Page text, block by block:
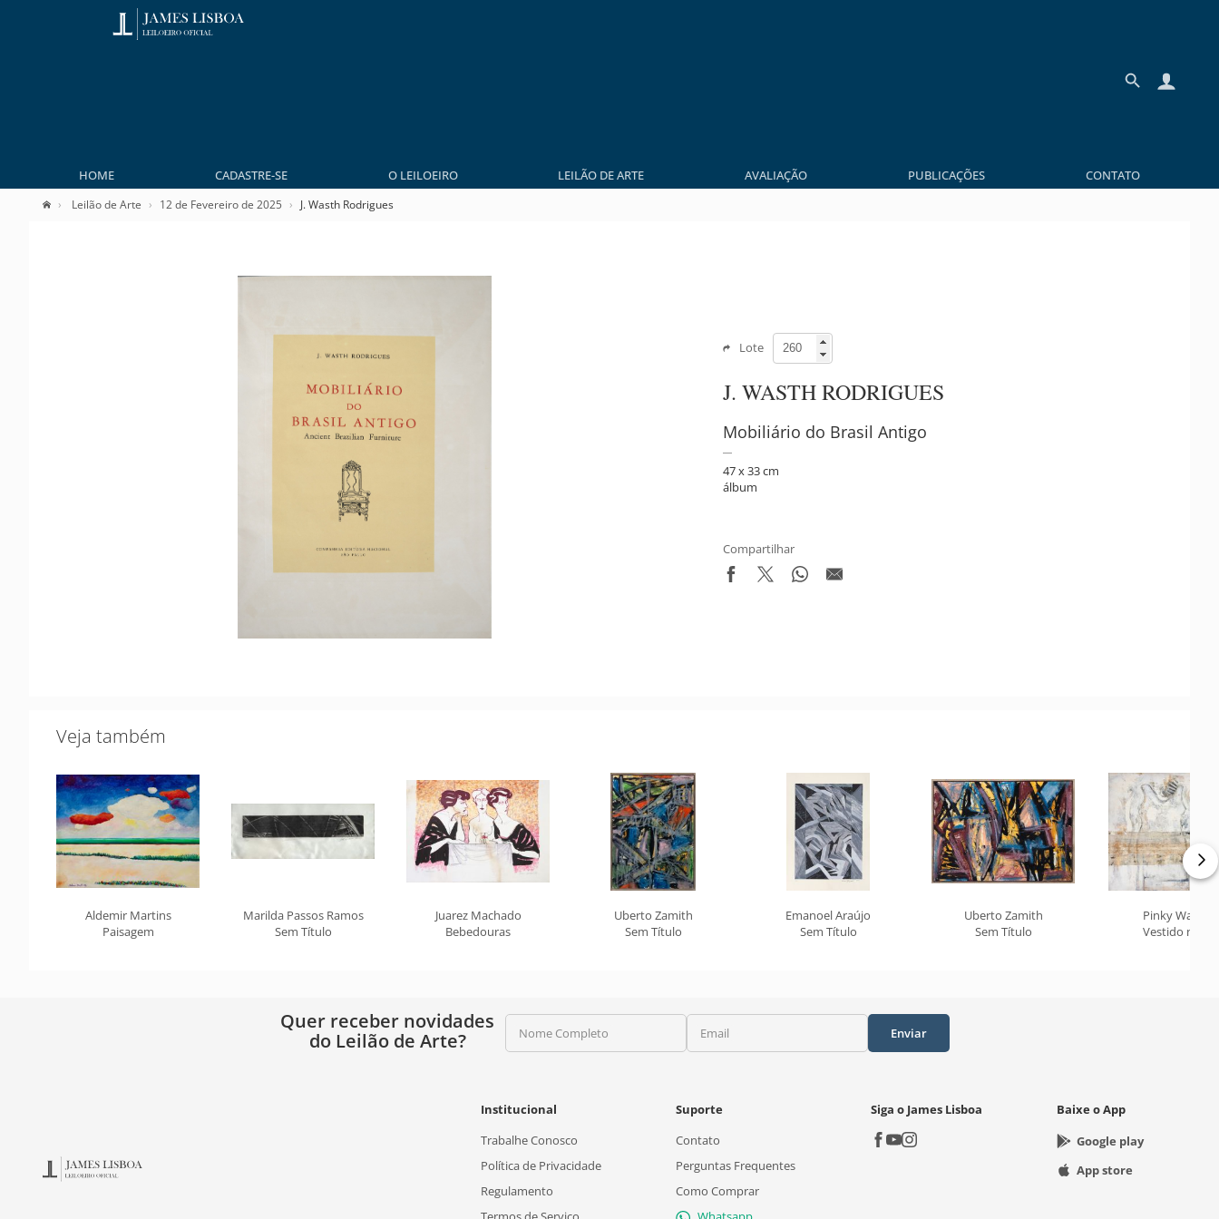
HOME CADASTRE-SE O LEILOEIRO LEILÃO DE ARTE AVALIAÇÃO PUBLICAÇÕES CONTATO
Leilão de Arte 12 de Fevereiro de 2025 J. Wasth Rodrigues
Lote
J. WASTH RODRIGUES
Mobiliário do Brasil Antigo
47 x 33 cm
álbum
Compartilhar
Veja também
Aldemir Martins
Paisagem
Marilda Passos Ramos
Sem Título
Juarez Machado
Bebedouras
Uberto Zamith
Sem Título
Emanoel Araújo
Sem Título
Uberto Zamith
Sem Título
Pinky Wainer
Vestido nº 24
Quer receber novidades
do Leilão de Arte?
Nome Completo Email Enviar
Institucional
Trabalhe Conosco
Política de Privacidade
Regulamento
Suporte
Contato
Perguntas Frequentes
Como Comprar
Siga o James Lisboa
Baixe o App
Google play
App store